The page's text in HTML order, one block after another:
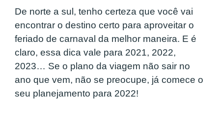
De norte a sul, tenho certeza que você vai
encontrar o destino certo para aproveitar o
feriado de carnaval da melhor maneira. E é
claro, essa dica vale para 2021, 2022,
2023… Se o plano da viagem não sair no
ano que vem, não se preocupe, já comece o
seu planejamento para 2022!